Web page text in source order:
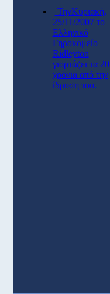
ΤηνΚυριακή,
25/11/2007 το
Ελληνικό
Γηροκομείο
Ridleyton
γιορτάζει τα 20
χρόνια από την
ίδρυση του.